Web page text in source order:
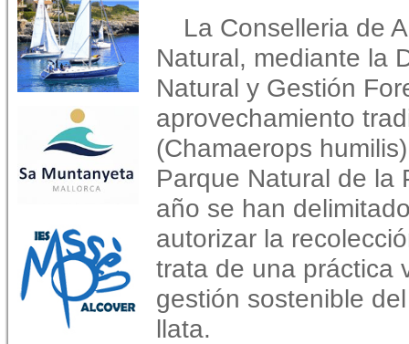
La Conselleria de
Natural, mediante la
Natural y Gestión
aprovechamiento
(Chamaerops
Parque Natural de la
año se han
autorizar la
trata de una práctica
gestión sostenible
llata.